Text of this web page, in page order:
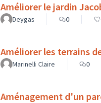
Améliorer le jardin
Deygas 0
Améliorer les terrains
Marinelli Claire 0
Aménagement d'un